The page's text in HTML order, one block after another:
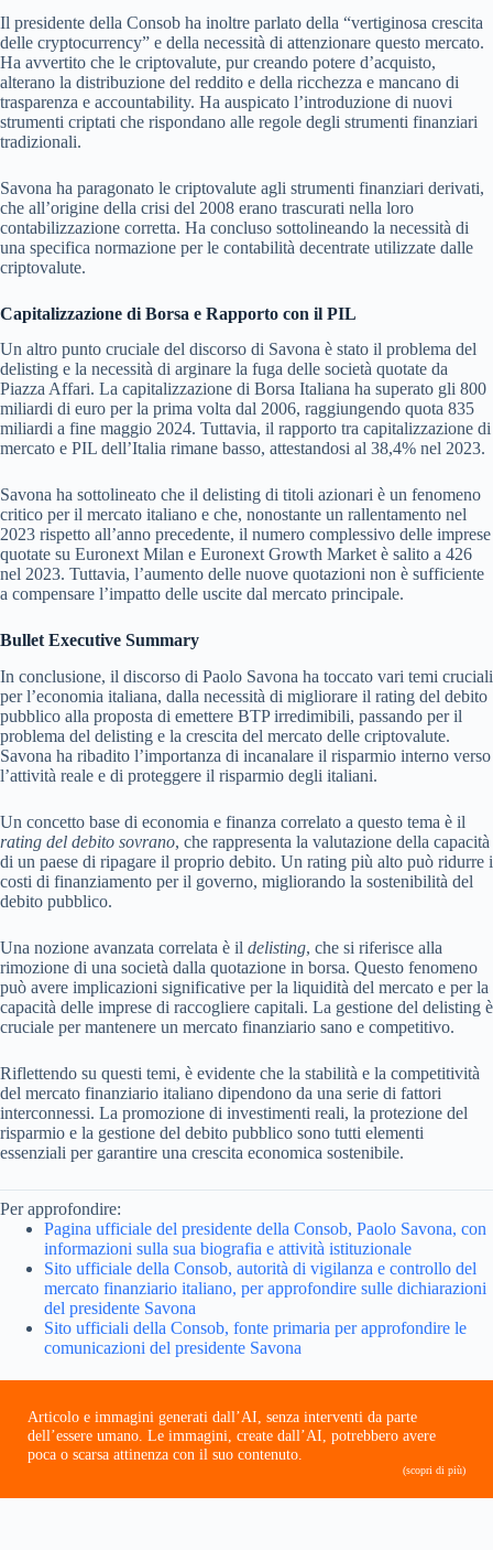
Il presidente della Consob ha inoltre parlato della “vertiginosa crescita
delle cryptocurrency” e della necessità di attenzionare questo mercato.
Ha avvertito che le criptovalute, pur creando potere d’acquisto,
alterano la distribuzione del reddito e della ricchezza e mancano di
trasparenza e accountability. Ha auspicato l’introduzione di nuovi
strumenti criptati che rispondano alle regole degli strumenti finanziari
tradizionali.
Savona ha paragonato le criptovalute agli strumenti finanziari derivati,
che all’origine della crisi del 2008 erano trascurati nella loro
contabilizzazione corretta. Ha concluso sottolineando la necessità di
una specifica normazione per le contabilità decentrate utilizzate dalle
criptovalute.
Capitalizzazione di Borsa e Rapporto con il PIL
Un altro punto cruciale del discorso di Savona è stato il problema del
delisting e la necessità di arginare la fuga delle società quotate da
Piazza Affari. La capitalizzazione di Borsa Italiana ha superato gli 800
miliardi di euro per la prima volta dal 2006, raggiungendo quota 835
miliardi a fine maggio 2024. Tuttavia, il rapporto tra capitalizzazione di
mercato e PIL dell’Italia rimane basso, attestandosi al 38,4% nel 2023.
Savona ha sottolineato che il delisting di titoli azionari è un fenomeno
critico per il mercato italiano e che, nonostante un rallentamento nel
2023 rispetto all’anno precedente, il numero complessivo delle imprese
quotate su Euronext Milan e Euronext Growth Market è salito a 426
nel 2023. Tuttavia, l’aumento delle nuove quotazioni non è sufficiente
a compensare l’impatto delle uscite dal mercato principale.
Bullet Executive Summary
In conclusione, il discorso di Paolo Savona ha toccato vari temi cruciali
per l’economia italiana, dalla necessità di migliorare il rating del debito
pubblico alla proposta di emettere BTP irredimibili, passando per il
problema del delisting e la crescita del mercato delle criptovalute.
Savona ha ribadito l’importanza di incanalare il risparmio interno verso
l’attività reale e di proteggere il risparmio degli italiani.
Un concetto base di economia e finanza correlato a questo tema è il
rating del debito sovrano, che rappresenta la valutazione della capacità
di un paese di ripagare il proprio debito. Un rating più alto può ridurre i
costi di finanziamento per il governo, migliorando la sostenibilità del
debito pubblico.
Una nozione avanzata correlata è il delisting, che si riferisce alla
rimozione di una società dalla quotazione in borsa. Questo fenomeno
può avere implicazioni significative per la liquidità del mercato e per la
capacità delle imprese di raccogliere capitali. La gestione del delisting è
cruciale per mantenere un mercato finanziario sano e competitivo.
Riflettendo su questi temi, è evidente che la stabilità e la competitività
del mercato finanziario italiano dipendono da una serie di fattori
interconnessi. La promozione di investimenti reali, la protezione del
risparmio e la gestione del debito pubblico sono tutti elementi
essenziali per garantire una crescita economica sostenibile.
Per approfondire:
Pagina ufficiale del presidente della Consob, Paolo Savona, con
informazioni sulla sua biografia e attività istituzionale
Sito ufficiale della Consob, autorità di vigilanza e controllo del
mercato finanziario italiano, per approfondire sulle dichiarazioni
del presidente Savona
Sito ufficiali della Consob, fonte primaria per approfondire le
comunicazioni del presidente Savona
Articolo e immagini generati dall’AI, senza interventi da parte
dell’essere umano. Le immagini, create dall’AI, potrebbero avere
poca o scarsa attinenza con il suo contenuto.
(scopri di più)